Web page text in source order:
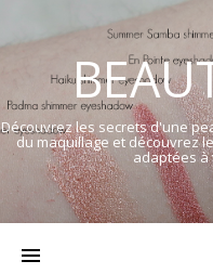
Découvrez les secrets d'une
du maquillage et découvrez
adaptées à